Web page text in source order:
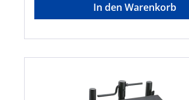
In den Warenkorb